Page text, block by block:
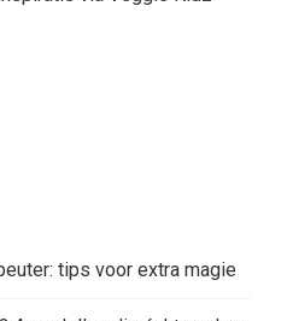
tips voor extra magie